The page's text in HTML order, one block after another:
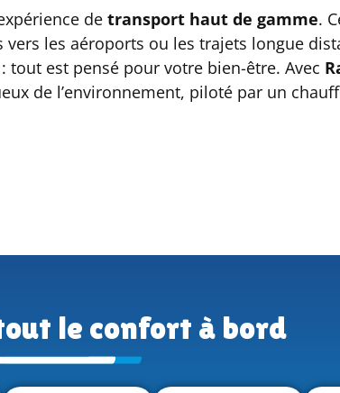
de transport haut de gamme.
les aéroports ou les trajets longue
est pensé pour votre bien-être. Avec
de l’environnement, piloté par un
le confort à bord